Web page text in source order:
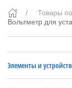
Товары
Вольтметр для
Элементы и